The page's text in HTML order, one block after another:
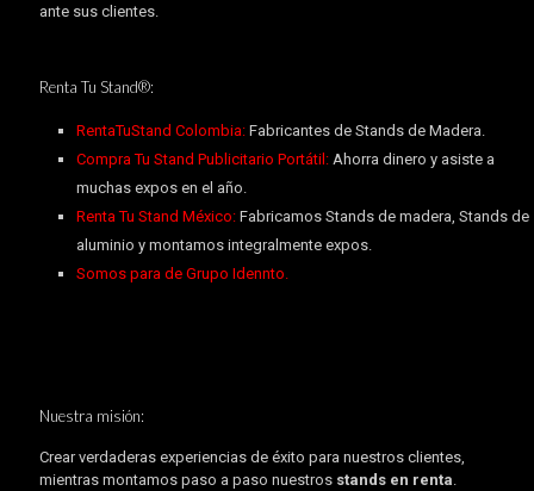
ante sus clientes.
Renta Tu Stand®:
RentaTuStand Colombia: Fabricantes de Stands de Madera.
Compra Tu Stand Publicitario Portátil:Ahorra dinero y asiste a
muchas expos en el año.
Renta Tu Stand México:Fabricamos Stands de madera, Stands de
aluminio y montamos integralmente expos.
Somos para de Grupo Idennto.
Nuestra misión:
Crear verdaderas experiencias de éxito para nuestros clientes,
mientras montamos paso a paso nuestros stands en renta.